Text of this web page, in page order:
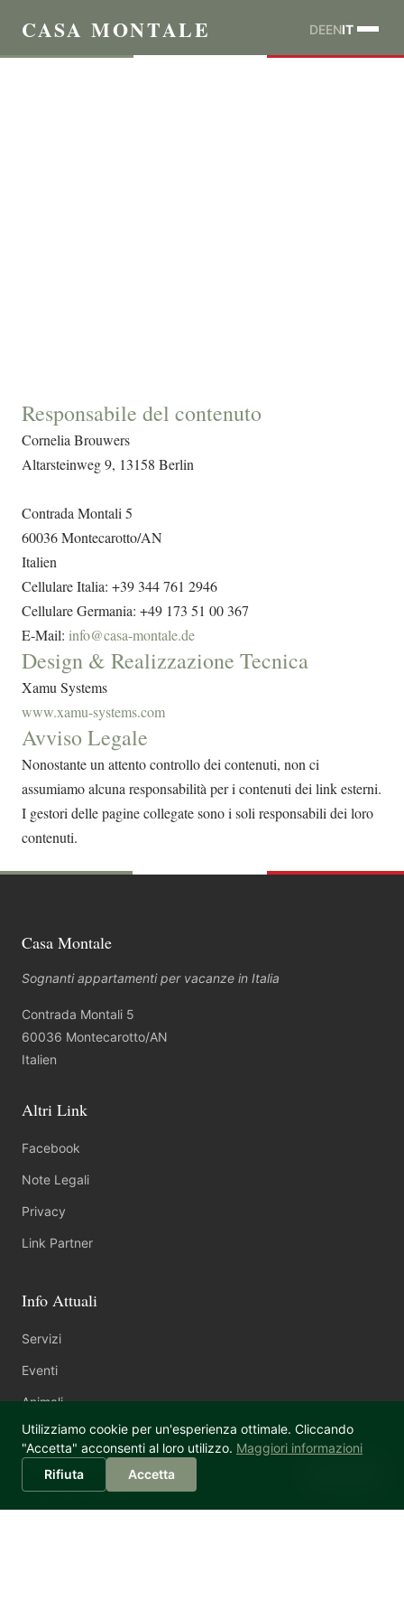
CASA MONTALE DEENIT
Responsabile del contenuto
Cornelia Brouwers
Altarsteinweg 9, 13158 Berlin
Contrada Montali 5
60036 Montecarotto/AN
Italien
Cellulare Italia: +39 344 761 2946
Cellulare Germania: +49 173 51 00 367
E-Mail: info@casa-montale.de
Design & Realizzazione Tecnica
Xamu Systems
www.xamu-systems.com
Avviso Legale
Nonostante un attento controllo dei contenuti, non ci
assumiamo alcuna responsabilità per i contenuti dei link esterni.
I gestori delle pagine collegate sono i soli responsabili dei loro
contenuti.
Casa Montale
Sognanti appartamenti per vacanze in Italia
Contrada Montali 5
60036 Montecarotto/AN
Italien
Altri Link
Facebook
Note Legali
Privacy
Link Partner
Info Attuali
Servizi
Eventi
Animali
Noleggio per Workshop
Prezzi su richiesta!
Utilizziamo cookie per un'esperienza ottimale. Cliccando
"Accetta" acconsenti al loro utilizzo. Maggiori informazioni
Rifiuta
Accetta